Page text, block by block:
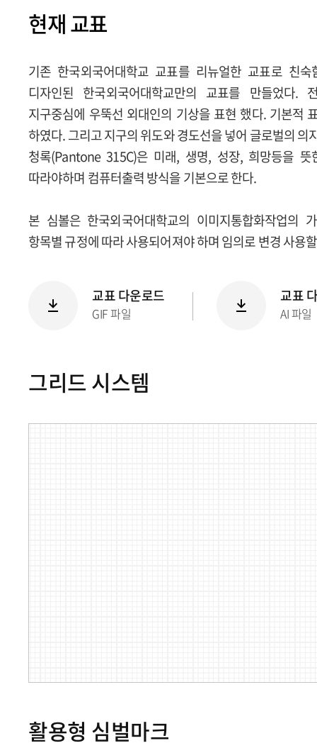
현재 교표
기존 한국외국어대학교 교표를 리뉴얼한 교표로 친
디자인된 한국외국어대학교만의 교표를 만들었다.
지구중심에 우뚝선 외대인의 기상을 표현 했다. 기본적
하였다. 그리고 지구의 위도와 경도선을 넣어 글로벌의 의
청록(Pantone 315C)은 미래, 생명, 성장, 희망등을
따라야하며 컴퓨터출력 방식을 기본으로 한다.
본 심볼은 한국외국어대학교의 이미지통합화작업의
항목별 규정에 따라 사용되어져야 하며 임의로 변경 사용
교표 다운로드
GIF 파일
교표
AI 파일
그리드 시스템
활용형 심벌마크